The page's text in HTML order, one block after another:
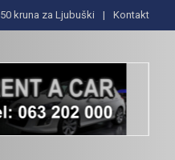
50 kruna za Ljubuški Kontakt